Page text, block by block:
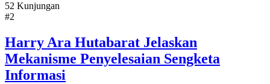
52 Kunjungan
#2
Harry Ara Hutabarat Jelaskan
Mekanisme Penyelesaian Sengketa
Informasi